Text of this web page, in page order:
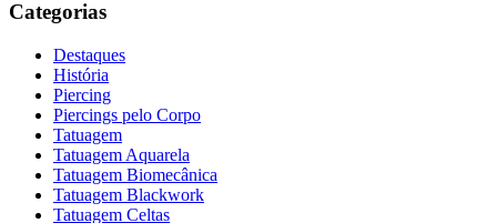
Categorias
Destaques
História
Piercing
Piercings pelo Corpo
Tatuagem
Tatuagem Aquarela
Tatuagem Biomecânica
Tatuagem Blackwork
Tatuagem Celtas